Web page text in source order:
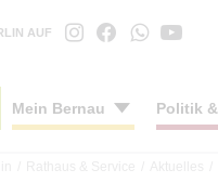
AUF
Mein Bernau Politik